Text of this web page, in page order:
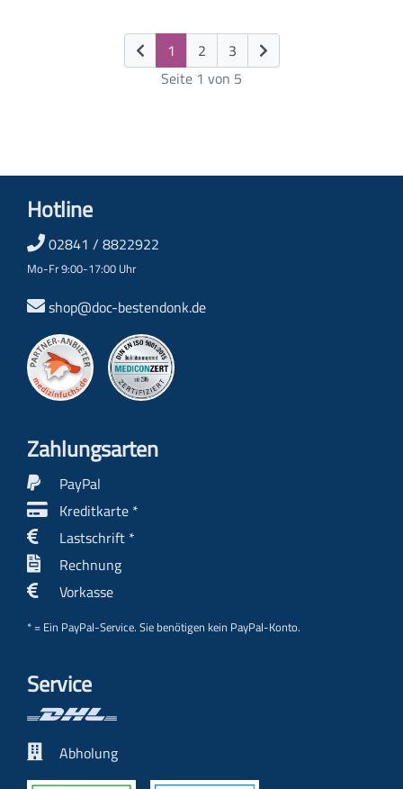
1 (current)
2
3
Seite 1 von 5
Hotline
02841 / 8822922
Mo-Fr 9:00-17:00 Uhr
shop@doc-bestendonk.de
Zahlungs­arten
PayPal
Kreditkarte *
Lastschrift *
Rechnung
Vorkasse
* = Ein PayPal-Service. Sie benötigen kein PayPal-Konto.
Service
Abholung